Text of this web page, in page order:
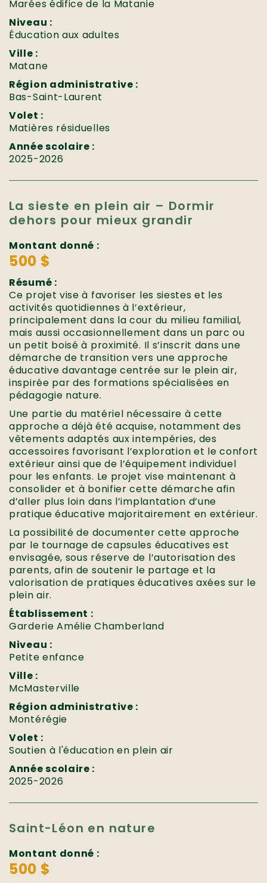
Marées édifice de la Matanie
Niveau :
Éducation aux adultes
Ville :
Matane
Région administrative :
Bas-Saint-Laurent
Volet :
Matières résiduelles
Année scolaire :
2025-2026
La sieste en plein air – Dormir
dehors pour mieux grandir
Montant donné :
500 $
Résumé :
Ce projet vise à favoriser les siestes et les
activités quotidiennes à l’extérieur,
principalement dans la cour du milieu familial,
mais aussi occasionnellement dans un parc ou
un petit boisé à proximité. Il s’inscrit dans une
démarche de transition vers une approche
éducative davantage centrée sur le plein air,
inspirée par des formations spécialisées en
pédagogie nature.
Une partie du matériel nécessaire à cette
approche a déjà été acquise, notamment des
vêtements adaptés aux intempéries, des
accessoires favorisant l’exploration et le confort
extérieur ainsi que de l’équipement individuel
pour les enfants. Le projet vise maintenant à
consolider et à bonifier cette démarche afin
d’aller plus loin dans l’implantation d’une
pratique éducative majoritairement en extérieur.
La possibilité de documenter cette approche
par le tournage de capsules éducatives est
envisagée, sous réserve de l’autorisation des
parents, afin de soutenir le partage et la
valorisation de pratiques éducatives axées sur le
plein air.
Établissement :
Garderie Amélie Chamberland
Niveau :
Petite enfance
Ville :
McMasterville
Région administrative :
Montérégie
Volet :
Soutien à l'éducation en plein air
Année scolaire :
2025-2026
Saint-Léon en nature
Montant donné :
500 $